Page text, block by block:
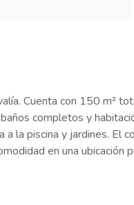
Cuenta con 150 m²
completos y
la piscina y jardines. El
en una ubicación